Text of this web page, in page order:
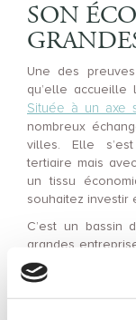
SON
Une des
qu’elle accueille
Située à un axe
nombreux
villes. Elle
tertiaire mais
un tissu
souhaitez investir
C’est un bassin
grandes
Puma. Et pour
ville est à la
dans le